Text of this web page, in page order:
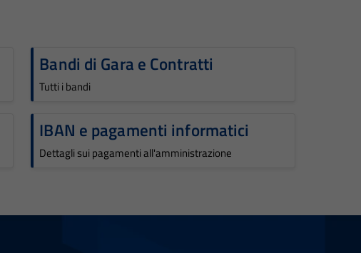
Bandi di Gara e Contratti
Tutti i bandi
IBAN e pagamenti informatici
Dettagli sui pagamenti all'amministrazione